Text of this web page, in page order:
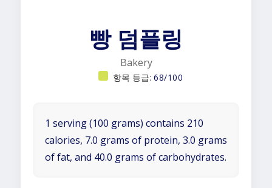
빵 덤플링
Bakery
항목 등급: 68/100
1 serving (100 grams) contains 210
calories, 7.0 grams of protein, 3.0 grams
of fat, and 40.0 grams of carbohydrates.